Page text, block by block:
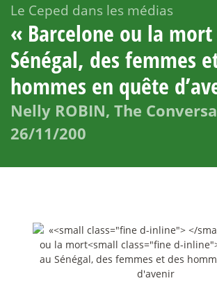
Le Ceped dans les médias
« Barcelone ou la mort
Sénégal, des femmes
hommes en quête
Nelly ROBIN, The
26/11/200